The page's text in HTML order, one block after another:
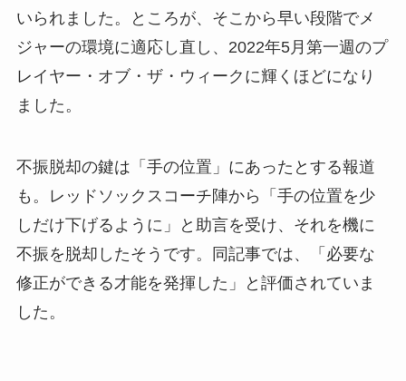
いられました。ところが、そこから早い段階でメ
ジャーの環境に適応し直し、2022年5月第一週のプ
レイヤー・オブ・ザ・ウィークに輝くほどになり
ました。
不振脱却の鍵は「手の位置」にあったとする報道
も。レッドソックスコーチ陣から「手の位置を少
しだけ下げるように」と助言を受け、それを機に
不振を脱却したそうです。同記事では、「必要な
修正ができる才能を発揮した」と評価されていま
した。